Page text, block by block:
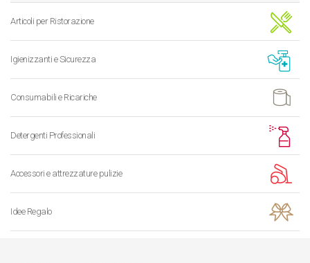
Articoli per Ristorazione
Igienizzanti e Sicurezza
Consumabili e Ricariche
Detergenti Professionali
Accessori e attrezzature pulizie
Idee Regalo